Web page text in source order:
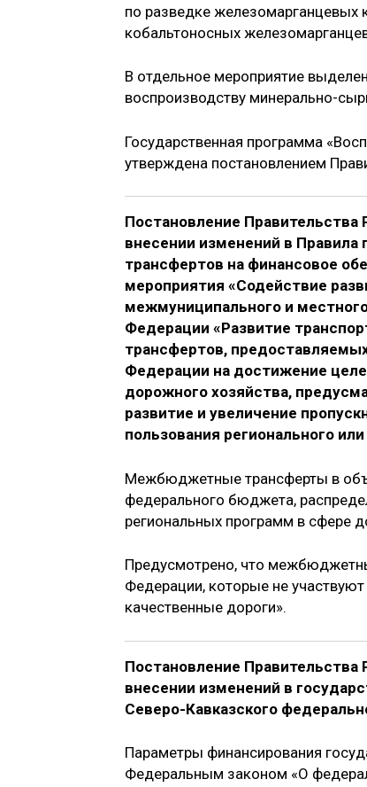
по разведке железомарганцевых
кобальтоносных
В отдельное мероприятие
воспроизводству минерально-
Государственная программа
утверждена постановлением
Постановление
внесении изменений в
трансфертов на финансовое
мероприятия «Содействие
межмуниципального и
Федерации «Развитие
трансфертов,
Федерации на достижение
дорожного хозяйства,
развитие и увеличение
пользования регионального
Межбюджетные трансферты в
федерального бюджета,
региональных программ в сфере
Предусмотрено, что
Федерации, которые не
качественные дороги».
Постановление
внесении изменений в
Северо-Кавказского
Параметры финансирования
Федеральным законом «О